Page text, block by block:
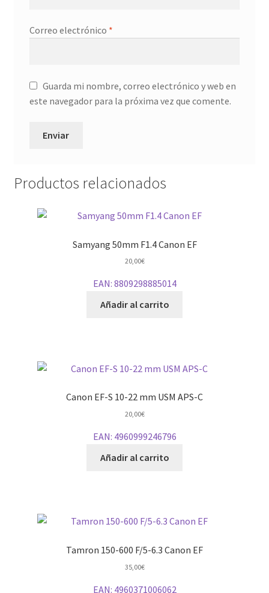
Correo electrónico *
Guarda mi nombre, correo electrónico y web en
este navegador para la próxima vez que comente.
Productos relacionados
Samyang 50mm F1.4 Canon EF
20,00€
EAN: 8809298885014
Añadir al carrito
Canon EF-S 10-22 mm USM APS-C
20,00€
EAN: 4960999246796
Añadir al carrito
Tamron 150-600 F/5-6.3 Canon EF
35,00€
EAN: 4960371006062